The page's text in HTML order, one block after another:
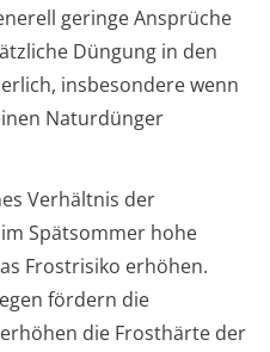
geringe Ansprüche
Düngung in den
insbesondere wenn
Naturdünger
Verhältnis der
Spätsommer hohe
Frostrisiko erhöhen.
fördern die
die Frosthärte der